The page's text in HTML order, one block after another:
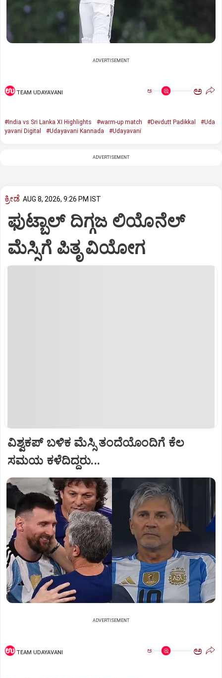
ADVERTISEMENT
TEAM UDAYAVANI ಅ ಅ
#India vs Sri Lanka XI Highlights #warm-up match #Devdutt Padikkal
#Uda
yavani Digital
#Udayavani Kannada #Udayavani
ADVERTISEMENT
ಕ್ರೀಡೆ AUG 8, 2026, 9:26 PM IST
ಫುಟ್ಬಾಲ್ ದಿಗ್ಗಜ ಲಿಯೊನೆಲ್‌
ಮೆಸ್ಸಿಗೆ ಪಿತೃ ವಿಯೋಗ
ವಿಶ್ವಕಪ್‌ ಬಳಿಕ ಮೆಸ್ಸಿ ತಂದೆಯೊಂದಿಗೆ ಕೆಲ
ಸಮಯ ಕಳೆದಿದ್ದರು...
ADVERTISEMENT
TEAM UDAYAVANI ಅ ಅ